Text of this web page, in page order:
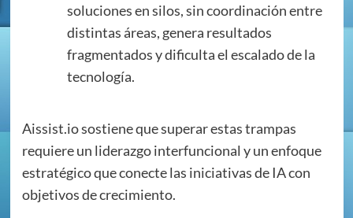
soluciones en silos, sin coordinación entre
distintas áreas, genera resultados
fragmentados y dificulta el escalado de la
tecnología.
Aissist.io sostiene que superar estas trampas
requiere un liderazgo interfuncional y un enfoque
estratégico que conecte las iniciativas de IA con
objetivos de crecimiento.